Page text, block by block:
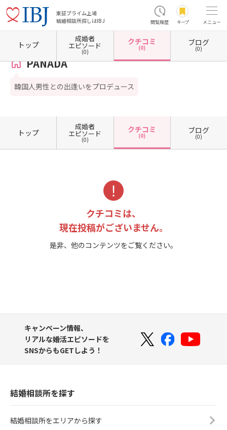
東証プライム上場
結婚相談所探しはIBJ
閲覧履歴 キープ メニュー
ホーム 京都府の結婚相談所 京都府京都市 京都府京都市下京区 PANADA クチコミ
PANADA
韓国人男性との出逢いをプロデュース
トップ
成婚者
エピソード
(0)
クチコミ
(0)
ブログ
(0)
トップ
成婚者
エピソード
(0)
クチコミ
(0)
ブログ
(0)
クチコミは、
現在投稿がございません。
是非、他のコンテンツをご覧ください。
キャンペーン情報、
リアルな婚活エピソードを
SNSからもGETしよう！
結婚相談所を探す
結婚相談所をエリアから探す